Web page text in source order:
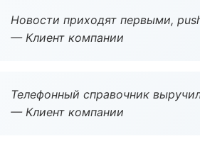
Новости приходят первыми,
— Клиент компании
Телефонный справочник
— Клиент компании